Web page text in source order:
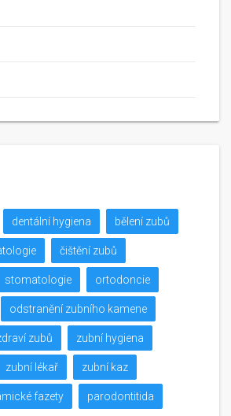
dentální hygiena bělení zubů
čištění zubů
stomatologie ortodoncie
odstranění zubního kamene
zubů zubní hygiena
zubní lékař zubní kaz
fazety parodontitida